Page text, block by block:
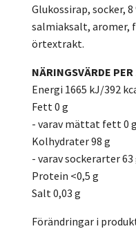
Glukossirap, socker,
salmiaksalt, aromer,
örtextrakt.
NÄRINGSVÄRDE PER
Energi 1665 kJ/392
Fett 0 g
- varav mättat fett 0 g
Kolhydrater 98 g
- varav sockerarter 63
Protein <0,5 g
Salt 0,03 g
Förändringar i